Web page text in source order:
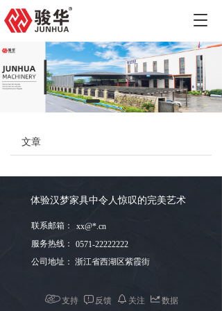
T
g
g
l
e
n
g
a
文章
体验汉梦家具中令人惊叹的完美艺术
联系邮箱：
服务热线：
公司地址：
xx@*.cn
0571-22222222
浙江省西湖区紫霞街
支持 反馈 关注 数据